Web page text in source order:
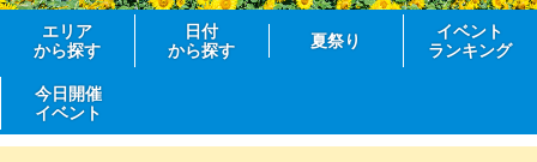
エリア
から探す
日付
から探す
夏祭り
イベント
ランキング
今日開催
イベント